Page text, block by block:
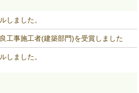
しました。
工事施工者(建築部門)を受賞しました
しました。